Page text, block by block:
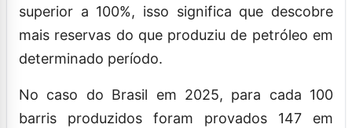
superior a 100%, isso significa que descobre
mais reservas do que produziu de petróleo em
determinado período.
No caso do Brasil em 2025, para cada 100
barris produzidos foram provados 147 em